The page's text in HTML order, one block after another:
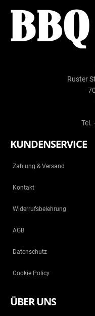
Ruster
Tel.
KUNDENSERVICE
Zahlung & Versand
Kontakt
Widerrufsbelehrung
AGB
Datenschutz
Cookie Policy
ÜBER UNS